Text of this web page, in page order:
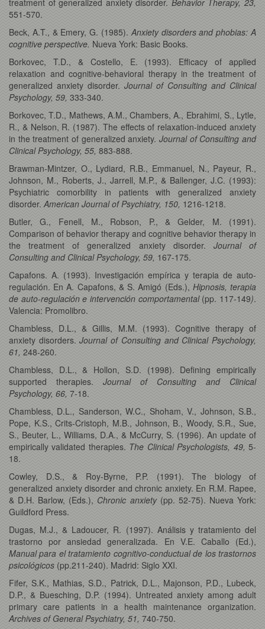
551-570.
Beck, A.T., & Emery, G. (1985). Anxiety disorders and phobias: A
cognitive perspective. Nueva York: Basic Books.
Borkovec, T.D., & Costello, E. (1993). Efficacy of applied
relaxation and cognitive-behavioral therapy in the treatment of
generalized anxiety disorder. Journal of Consulting and Clinical
Psychology, 59, 333-340.
Borkovec, T.D., Mathews, A.M., Chambers, A., Ebrahimi, S., Lytle,
R., & Nelson, R. (1987). The effects of relaxation-induced anxiety
in the treatment of generalized anxiety. Journal of Consulting and
Clinical Psychology, 55, 883-888.
Brawman-Mintzer, O., Lydiard, R.B., Emmanuel, N., Payeur, R.,
Johnson, M., Roberts, J., Jarrell, M.P., & Ballenger, J.C. (1993):
Psychiatric comorbility in patients with generalized anxiety
disorder. American Journal of Psychiatry, 150, 1216-1218.
Butler, G., Fenell, M., Robson, P., & Gelder, M. (1991).
Comparison of behavior therapy and cognitive behavior therapy in
the treatment of generalized anxiety disorder. Journal of
Consulting and Clinical Psychology, 59, 167-175.
Capafons. A. (1993). Investigación empírica y terapia de auto-
regulación. En A. Capafons, & S. Amigó (Eds.), Hipnosis, terapia
de auto-regulación e intervención comportamental (pp. 117-149).
Valencia: Promolibro.
Chambless, D.L., & Gillis, M.M. (1993). Cognitive therapy of
anxiety disorders.Journal of Consulting and Clinical Psychology,
61, 248-260.
Chambless, D.L., & Hollon, S.D. (1998). Defining empirically
supported therapies. Journal of Consulting and Clinical
Psychology, 66, 7-18.
Chambless, D.L., Sanderson, W.C., Shoham, V., Johnson, S.B.,
Pope, K.S., Crits-Cristoph, M.B., Johnson, B., Woody, S.R., Sue,
S., Beuter, L., Williams, D.A., & McCurry, S. (1996). An update of
empirically validated therapies. The Clinical Psychologists, 49, 5-
18.
Cowley, D.S., & Roy-Byrne, P.P. (1991). The biology of
generalized anxiety disorder and chronic anxiety. En R.M. Rapee,
& D.H. Barlow, (Eds.), Chronic anxiety(pp. 52-75). Nueva York:
Guildford Press.
Dugas, M.J., & Ladoucer, R. (1997). Análisis y tratamiento del
trastorno por ansiedad generalizada. En V.E. Caballo (Ed.),
Manual para el tratamiento cognitivo-conductual de los trastornos
psicológicos (pp.211-240). Madrid: Siglo XXI.
Fifer, S.K., Mathias, S.D., Patrick, D.L., Majonson, P.D., Lubeck,
D.P., & Buesching, D.P. (1994). Untreated anxiety among adult
primary care patients in a health maintenance organization.
Archives of General Psychiatry, 51, 740-750.